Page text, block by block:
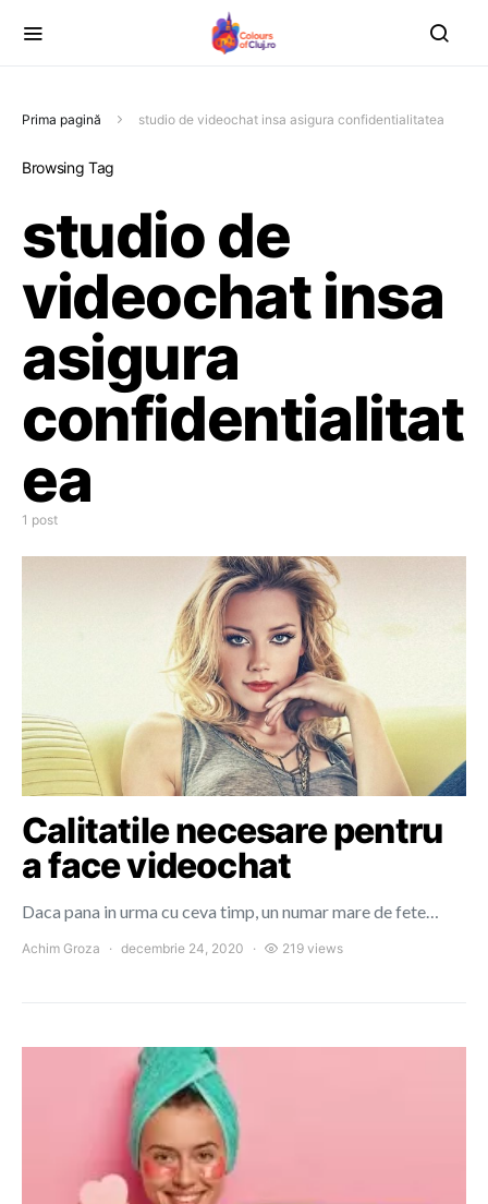
Prima pagină studio de videochat insa asigura confidentialitatea
Browsing Tag
studio de
videochat insa
asigura
confidentialitat
ea
1 post
Calitatile necesare pentru
a face videochat
Daca pana in urma cu ceva timp, un numar mare de fete…
Achim Groza decembrie 24, 2020 219 views